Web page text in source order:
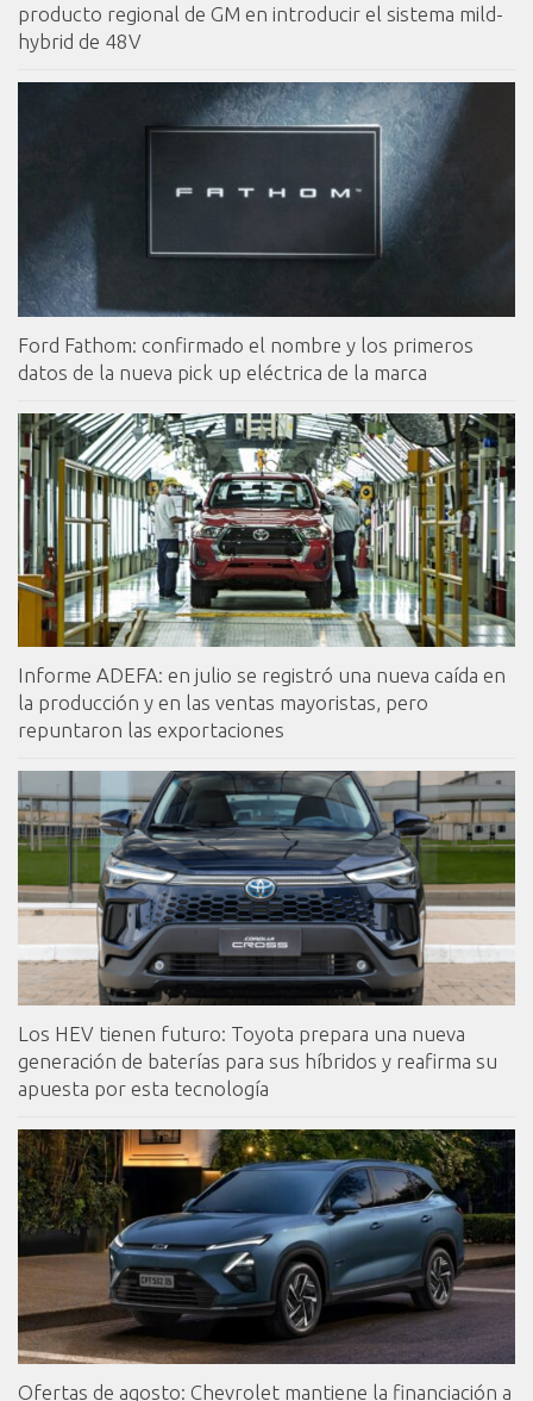
producto regional de GM en introducir el sistema mild-
hybrid de 48V
Ford Fathom: confirmado el nombre y los primeros
datos de la nueva pick up eléctrica de la marca
Informe ADEFA: en julio se registró una nueva caída en
la producción y en las ventas mayoristas, pero
repuntaron las exportaciones
Los HEV tienen futuro: Toyota prepara una nueva
generación de baterías para sus híbridos y reafirma su
apuesta por esta tecnología
Ofertas de agosto: Chevrolet mantiene la financiación a